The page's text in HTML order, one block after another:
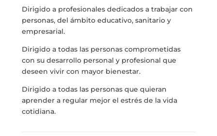
Dirigido a profesionales dedicados a trabajar con
personas, del ámbito educativo, sanitario y
empresarial.
Dirigido a todas las personas comprometidas
con su desarrollo personal y profesional que
deseen vivir con mayor bienestar.
Dirigido a todas las personas que quieran
aprender a regular mejor el estrés de la vida
cotidiana.